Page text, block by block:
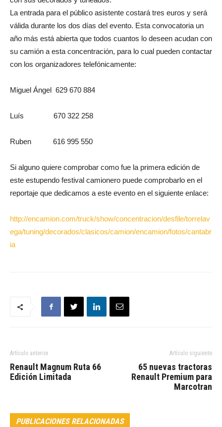
La entrada para el público asistente costará tres euros y será
válida durante los dos días del evento. Esta convocatoria un
año más está abierta que todos cuantos lo deseen acudan con
su camión a esta concentración, para lo cual pueden contactar
con los organizadores telefónicamente:
Miguel Ángel 629 670 884
Luís 670 322 258
Ruben 616 995 550
Si alguno quiere comprobar como fue la primera edición de
este estupendo festival camionero puede comprobarlo en el
reportaje que dedicamos a este evento en el siguiente enlace:
http://encamion.com/truck/show/concentracion/desfile/torrelav
ega/tuning/decorados/clasicos/camion/encamion/fotos/cantabr
ia
Artículo anterior
Renault Magnum Ruta 66
Edición Limitada
Artículo siguiente
65 nuevas tractoras
Renault Premium para
Marcotran
PUBLICACIONES RELACIONADAS